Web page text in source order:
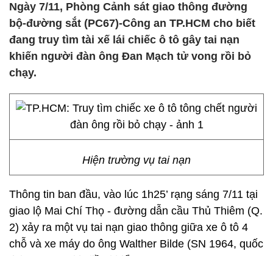
Ngày 7/11, Phòng Cảnh sát giao thông đường
bộ-đường sắt (PC67)-Công an TP.HCM cho biết
đang truy tìm tài xế lái chiếc ô tô gây tai nạn
khiến người đàn ông Đan Mạch tử vong rồi bỏ
chạy.
Hiện trường vụ tai nạn
Thông tin ban đầu, vào lúc 1h25’ rạng sáng 7/11 tại
giao lộ Mai Chí Thọ - đường dẫn cầu Thủ Thiêm (Q.
2) xảy ra một vụ tai nạn giao thông giữa xe ô tô 4
chỗ và xe máy do ông Walther Bilde (SN 1964, quốc